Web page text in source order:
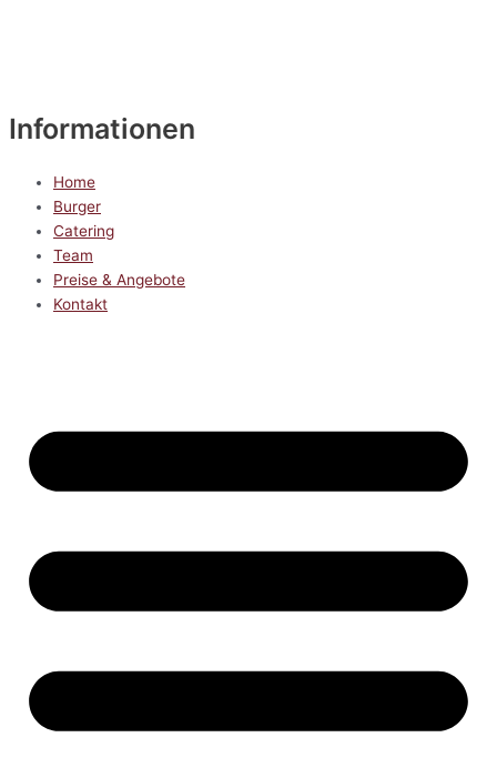
Informationen
Home
Burger
Catering
Team
Preise & Angebote
Kontakt